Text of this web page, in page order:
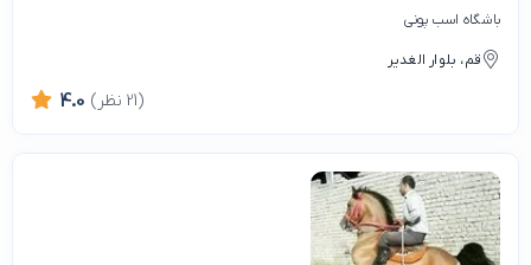
باشگاه اسب پونی
قم، بلوار الغدیر
4.0 (21 نظر)